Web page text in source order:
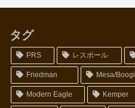
タグ
PRS レスポール
Friedman Mesa/
Modern Eagle Kemper